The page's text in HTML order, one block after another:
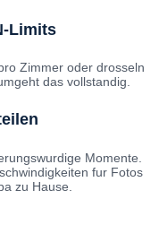
Limits
Zimmer oder drosseln
das vollstandig.
Momente.
fur Fotos
zu Hause.